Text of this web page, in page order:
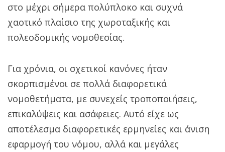
στο μέχρι σήμερα πολύπλοκο και συχνά
χαοτικό πλαίσιο της χωροταξικής και
πολεοδομικής νομοθεσίας.
Για χρόνια, οι σχετικοί κανόνες ήταν
σκορπισμένοι σε πολλά διαφορετικά
νομοθετήματα, με συνεχείς τροποποιήσεις,
επικαλύψεις και ασάφειες. Αυτό είχε ως
αποτέλεσμα διαφορετικές ερμηνείες και άνιση
εφαρμογή του νόμου, αλλά και μεγάλες